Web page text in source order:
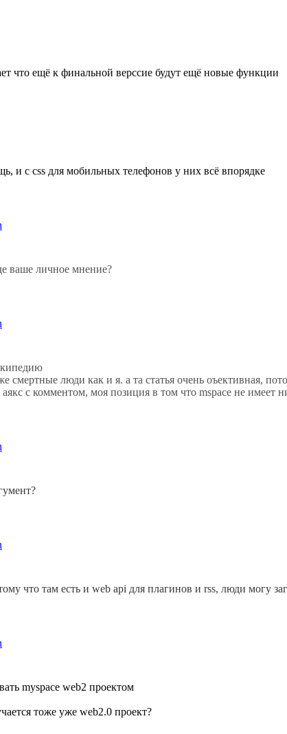
что ещё к финальной верссие будут ещё новые функции
и с css для мобильных телефонов у них всё впорядке
ваше личное мнение?
смертные люди как и я. а та статья очень оъективная,
с комментом, моя позиция в том что mspace не имеет
что там есть и web api для плагинов и rss, люди могу
myspace web2 проектом
тоже уже web2.0 проект?